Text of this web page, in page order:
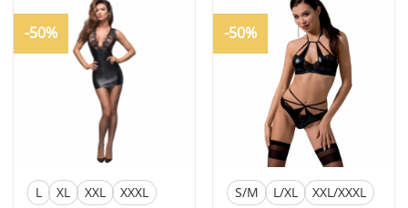
299,00 kr.. 139,00 kr.. 270,00 kr.. 129,00
-50%
L XL XXL
XXXL
-50%
S/M L/XL
XXL/XXXL